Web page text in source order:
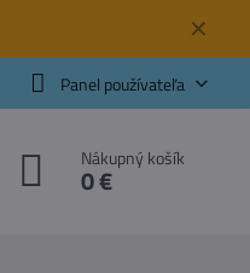
✕
Panel používateľa
Nákupný košík
0 €